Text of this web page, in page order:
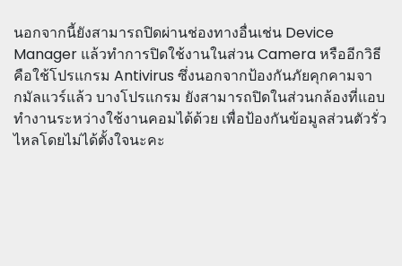
นอกจากนี้ยังสามารถปิดผ่านช่องทางอื่นเช่น Device
Manager แล้วทำการปิดใช้งานในส่วน Camera หรืออีกวิธี
คือใช้โปรแกรม Antivirus ซึ่งนอกจากป้องกันภัยคุกคามจา
กมัลแวร์แล้ว บางโปรแกรม ยังสามารถปิดในส่วนกล้องที่แอบ
ทำงานระหว่างใช้งานคอมได้ด้วย เพื่อป้องกันข้อมูลส่วนตัวรั่ว
ไหลโดยไม่ได้ตั้งใจนะคะ